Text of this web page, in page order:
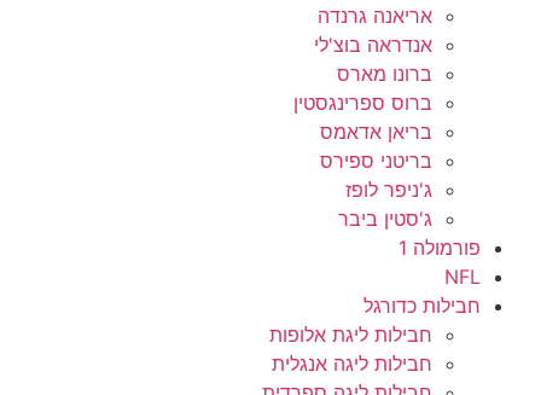
אריאנה גרנדה
אנדראה בוצ'לי
ברונו מארס
ברוס ספרינגסטין
בריאן אדאמס
בריטני ספירס
ג'ניפר לופז
ג'סטין ביבר
פורמולה 1
NFL
חבילות כדורגל
חבילות ליגת אלופות
חבילות ליגה אנגלית